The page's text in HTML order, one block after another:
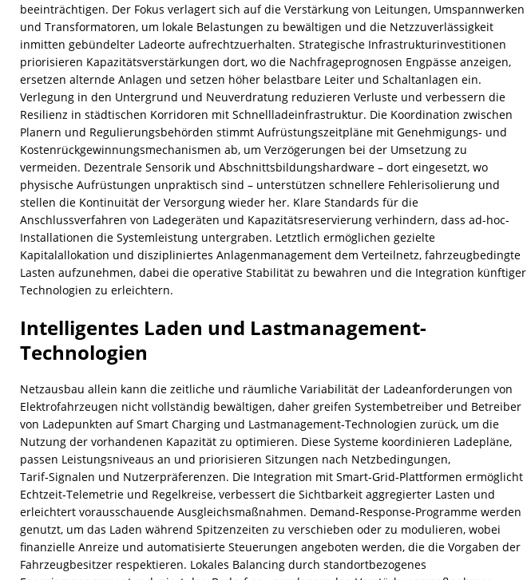
beeinträchtigen. Der Fokus verlagert sich auf die Verstärkung von Leitungen, Umspannwerken
und Transformatoren, um lokale Belastungen zu bewältigen und die Netzzuverlässigkeit
inmitten gebündelter Ladeorte aufrechtzuerhalten. Strategische Infrastrukturinvestitionen
priorisieren Kapazitätsverstärkungen dort, wo die Nachfrageprognosen Engpässe anzeigen,
ersetzen alternde Anlagen und setzen höher belastbare Leiter und Schaltanlagen ein.
Verlegung in den Untergrund und Neuverdratung reduzieren Verluste und verbessern die
Resilienz in städtischen Korridoren mit Schnellladeinfrastruktur. Die Koordination zwischen
Planern und Regulierungsbehörden stimmt Aufrüstungszeitpläne mit Genehmigungs- und
Kostenrückgewinnungsmechanismen ab, um Verzögerungen bei der Umsetzung zu
vermeiden. Dezentrale Sensorik und Abschnittsbildungshardware – dort eingesetzt, wo
physische Aufrüstungen unpraktisch sind – unterstützen schnellere Fehlerisolierung und
stellen die Kontinuität der Versorgung wieder her. Klare Standards für die
Anschlussverfahren von Ladegeräten und Kapazitätsreservierung verhindern, dass ad-hoc-
Installationen die Systemleistung untergraben. Letztlich ermöglichen gezielte
Kapitalallokation und diszipliniertes Anlagenmanagement dem Verteilnetz, fahrzeugbedingte
Lasten aufzunehmen, dabei die operative Stabilität zu bewahren und die Integration künftiger
Technologien zu erleichtern.
Intelligentes Laden und Lastmanagement-
Technologien
Netzausbau allein kann die zeitliche und räumliche Variabilität der Ladeanforderungen von
Elektrofahrzeugen nicht vollständig bewältigen, daher greifen Systembetreiber und Betreiber
von Ladepunkten auf Smart Charging und Lastmanagement‑Technologien zurück, um die
Nutzung der vorhandenen Kapazität zu optimieren. Diese Systeme koordinieren Ladepläne,
passen Leistungsniveaus an und priorisieren Sitzungen nach Netzbedingungen,
Tarif‑Signalen und Nutzerpräferenzen. Die Integration mit Smart‑Grid‑Plattformen ermöglicht
Echtzeit‑Telemetrie und Regelkreise, verbessert die Sichtbarkeit aggregierter Lasten und
erleichtert vorausschauende Ausgleichsmaßnahmen. Demand‑Response‑Programme werden
genutzt, um das Laden während Spitzenzeiten zu verschieben oder zu modulieren, wobei
finanzielle Anreize und automatisierte Steuerungen angeboten werden, die die Vorgaben der
Fahrzeugbesitzer respektieren. Lokales Balancing durch standortbezogenes